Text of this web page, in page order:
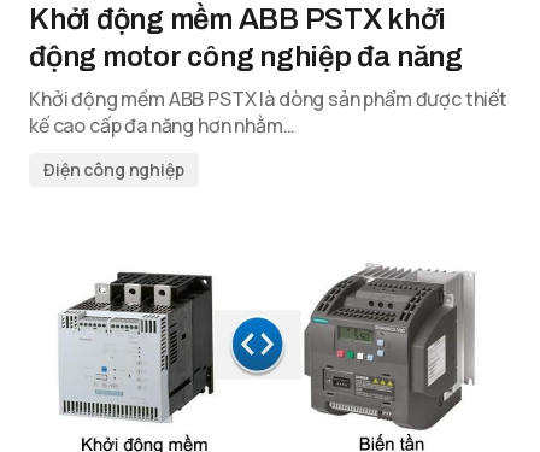
Khởi động mềm ABB PSTX khởi
động motor công nghiệp đa năng
Khởi động mềm ABB PSTX là dòng sản phẩm được thiết
kế cao cấp đa năng hơn nhằm…
Điện công nghiệp